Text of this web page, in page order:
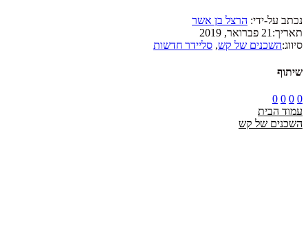
נכתב על-ידי: הרצל בן אשר
תאריך: 21 פברואר, 2019
סיווג:השכנים של קש, סליידר חדשות
שיתוף
0
0
0
0
עמוד הבית
השכנים של קש